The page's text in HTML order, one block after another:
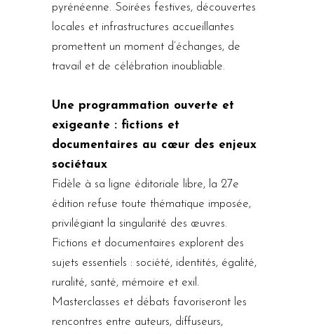
pyrénéenne. Soirées festives, découvertes
locales et infrastructures accueillantes
promettent un moment d’échanges, de
travail et de célébration inoubliable.
Une programmation ouverte et
exigeante : fictions et
documentaires au cœur des enjeux
sociétaux
Fidèle à sa ligne éditoriale libre, la 27e
édition refuse toute thématique imposée,
privilégiant la singularité des œuvres.
Fictions et documentaires explorent des
sujets essentiels : société, identités, égalité,
ruralité, santé, mémoire et exil.
Masterclasses et débats favoriseront les
rencontres entre auteurs, diffuseurs,